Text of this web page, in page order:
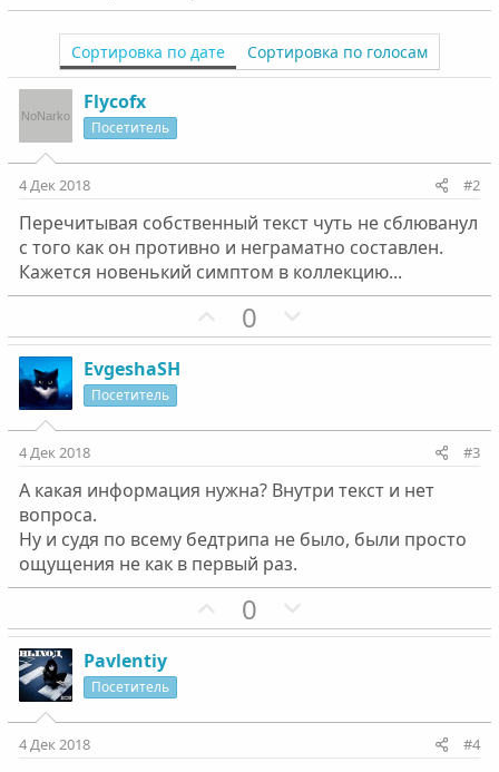
Сортировка по дате Сортировка по голосам
Flycofx
Посетитель
4 Дек 2018 #2
Перечитывая собственный текст чуть не сблюванул
с того как он противно и неграматно составлен.
Кажется новенький симптом в коллекцию...
П
о
т
н
ы
й
г
л
0
е
т
н
ы
й
г
л
EvgeshaSH
Посетитель
4 Дек 2018 #3
А какая информация нужна? Внутри текст и нет
вопроса.
Ну и судя по всему бедтрипа не было, были просто
ощущения не как в первый раз.
П
о
т
0
е
т
Pavlentiy
Посетитель
4 Дек 2018 #4